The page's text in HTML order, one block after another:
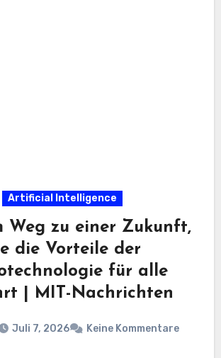
Artificial Intelligence
Weg zu einer Zukunft,
die Vorteile der
für alle
| MIT-Nachrichten
Juli 7, 2026 Keine Kommentare